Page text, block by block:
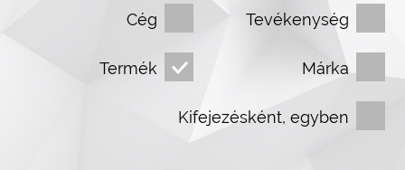
Cég Tevékenység
Termék Márka
Kifejezésként, egyben